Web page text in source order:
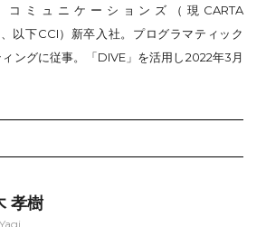
コミュニケーションズ（現CARTA
以下CCI）新卒入社。プログラマティック
ングに従事。「DIVE」を活用し2022年3月
孝樹